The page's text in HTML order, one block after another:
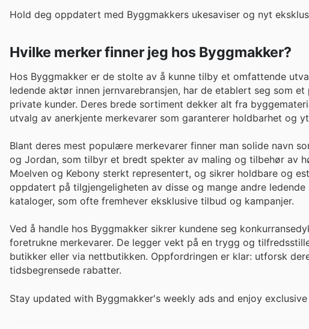
Hold deg oppdatert med Byggmakkers ukesaviser og nyt
Hvilke merker finner jeg hos Byggmakker?
Hos Byggmakker er de stolte av å kunne tilby et omfattende
ledende aktør innen jernvarebransjen, har de etablert seg som
private kunder. Deres brede sortiment dekker alt fra
utvalg av anerkjente merkevarer som garanterer holdbarhet og
Blant deres mest populære merkevarer finner man solide navn
og Jordan, som tilbyr et bredt spekter av maling og tilbehør av
Moelven og Kebony sterkt representert, og sikrer holdbare og
oppdatert på tilgjengeligheten av disse og mange andre
kataloger, som ofte fremhever eksklusive tilbud og kampanjer.
Ved å handle hos Byggmakker sikrer kundene seg
foretrukne merkevarer. De legger vekt på en trygg og
butikker eller via nettbutikken. Oppfordringen er klar: utforsk
tidsbegrensede rabatter.
Stay updated with Byggmakker's weekly ads and enjoy